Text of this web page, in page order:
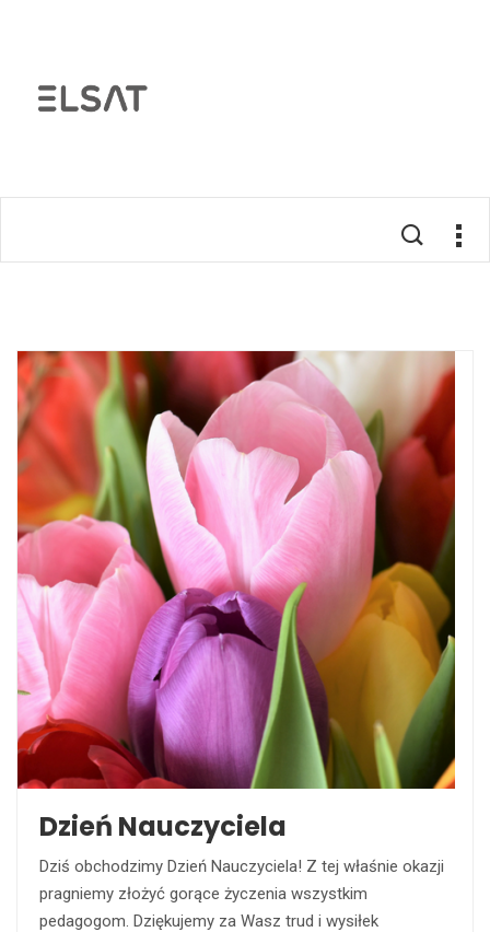
Dzień Nauczyciela
Dziś obchodzimy Dzień Nauczyciela! Z tej właśnie okazji
pragniemy złożyć gorące życzenia wszystkim
pedagogom. Dziękujemy za Wasz trud i wysiłek